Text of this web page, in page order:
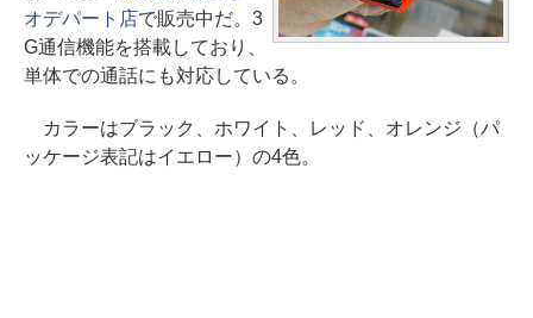
オデパート店で販売中だ。3
G通信機能を搭載しており、
単体での通話にも対応している。
カラーはブラック、ホワイト、レッド、オレンジ（パ
ッケージ表記はイエロー）の4色。